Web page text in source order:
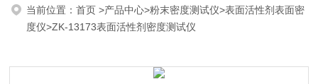
当前位置：首页>产品中心>粉末密度测试仪>表面活性剂表面密
度仪>ZK-13173表面活性剂密度测试仪